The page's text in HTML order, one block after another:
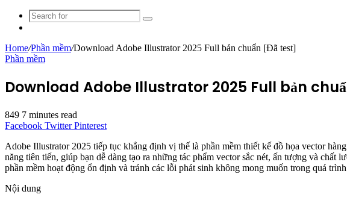
Search
Home/Phần mềm/Download Adobe Illustrator 2025 Full bản chuẩn [Đã test]
Phần mềm
Download Adobe Illustrator 2025 Full bản
849 7 minutes read
Facebook Twitter Pinterest
Adobe Illustrator 2025 tiếp tục khẳng định vị thế là phần mềm thiết kế đồ họa vector
năng tiên tiến, giúp bạn dễ dàng tạo ra những tác phẩm vector sắc nét, ấn tượng và chất
phần mềm hoạt động ổn định và tránh các lỗi phát sinh không mong muốn trong quá
Nội dung